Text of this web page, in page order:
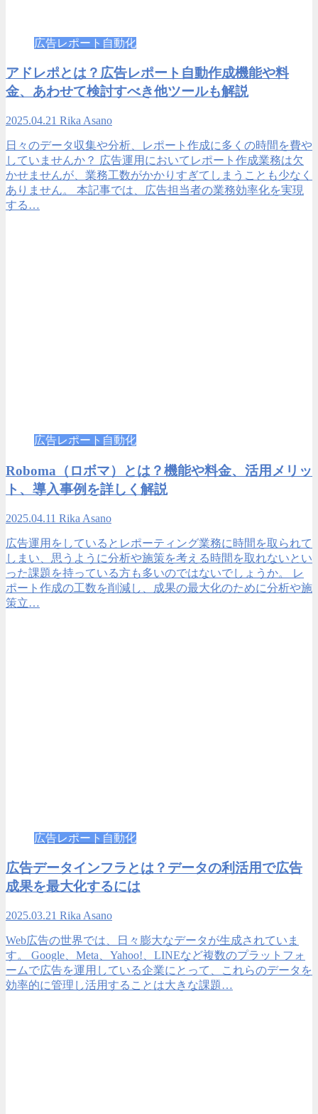
広告レポート自動化
アドレポとは？広告レポート自動作成機能や料
金、あわせて検討すべき他ツールも解説
2025.04.21 Rika Asano
日々のデータ収集や分析、レポート作成に多くの時間を費や
していませんか？ 広告運用においてレポート作成業務は欠
かせませんが、業務工数がかかりすぎてしまうことも少なく
ありません。 本記事では、広告担当者の業務効率化を実現
する…
広告レポート自動化
Roboma（ロボマ）とは？機能や料金、活用メリッ
ト、導入事例を詳しく解説
2025.04.11 Rika Asano
広告運用をしているとレポーティング業務に時間を取られて
しまい、思うように分析や施策を考える時間を取れないとい
った課題を持っている方も多いのではないでしょうか。 レ
ポート作成の工数を削減し、成果の最大化のために分析や施
策立…
広告レポート自動化
広告データインフラとは？データの利活用で広告
成果を最大化するには
2025.03.21 Rika Asano
Web広告の世界では、日々膨大なデータが生成されていま
す。 Google、Meta、Yahoo!、LINEなど複数のプラットフォ
ームで広告を運用している企業にとって、これらのデータを
効率的に管理し活用することは大きな課題…